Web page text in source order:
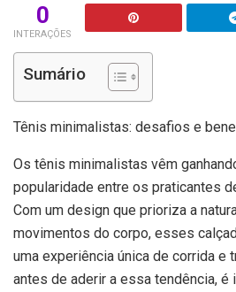
0
INTERAÇÕES
Sumário
Tênis minimalistas: desafios e
Os tênis minimalistas vêm
popularidade entre os praticantes
Com um design que prioriza a
movimentos do corpo, esses
uma experiência única de corrida e
antes de aderir a essa tendência, é